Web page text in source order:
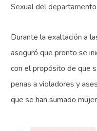
Sexual del departamento.
Durante la exaltación a
aseguró que pronto se
con el propósito de que
penas a violadores y
que se han sumado